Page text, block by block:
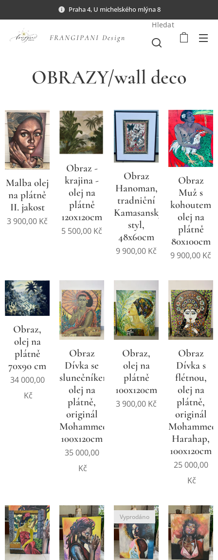
Praha 4, U michelského mlýna 8
FRANGIPANI Design
Hledat
OBRAZY/wall deco
Malba olej
na plátně
II. jakost
3 900,00 Kč
Obraz -
krajina -
olej na
plátně
120x120cm
5 500,00 Kč
Obraz
Hanoman,
tradniční
Kamasanský
styl,
48x60cm
9 900,00 Kč
Obraz
Muž s
kohoutem
olej na
plátně
80x100cm
9 900,00 Kč
Obraz,
olej na
plátně
70x90 cm
34 000,00
Kč
Obraz
Dívka se
slunečníkem,
olej na
plátně,
originál
Mohammed,
100x120cm
35 000,00
Kč
Obraz,
olej na
plátně
100x120cm
3 900,00 Kč
Obraz
Dívka s
flétnou,
olej na
plátně,
originál
Mohammed
Harahap,
100x120cm
25 000,00
Kč
Vyprodáno